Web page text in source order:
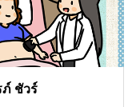
ชัวร์